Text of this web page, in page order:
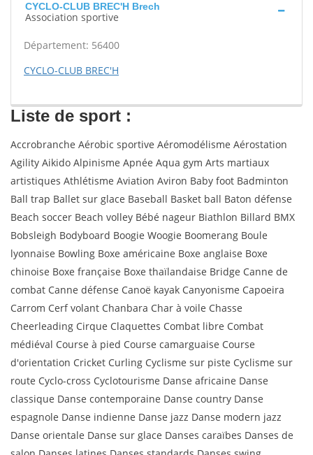
CYCLO-CLUB BREC'H Brech
Association sportive
Département: 56400
CYCLO-CLUB BREC'H
Liste de sport :
Accrobranche Aérobic sportive Aéromodélisme Aérostation
Agility Aikido Alpinisme Apnée Aqua gym Arts martiaux
artistiques Athlétisme Aviation Aviron Baby foot Badminton
Ball trap Ballet sur glace Baseball Basket ball Baton défense
Beach soccer Beach volley Bébé nageur Biathlon Billard BMX
Bobsleigh Bodyboard Boogie Woogie Boomerang Boule
lyonnaise Bowling Boxe américaine Boxe anglaise Boxe
chinoise Boxe française Boxe thaïlandaise Bridge Canne de
combat Canne défense Canoë kayak Canyonisme Capoeira
Carrom Cerf volant Chanbara Char à voile Chasse
Cheerleading Cirque Claquettes Combat libre Combat
médiéval Course à pied Course camarguaise Course
d'orientation Cricket Curling Cyclisme sur piste Cyclisme sur
route Cyclo-cross Cyclotourisme Danse africaine Danse
classique Danse contemporaine Danse country Danse
espagnole Danse indienne Danse jazz Danse modern jazz
Danse orientale Danse sur glace Danses caraïbes Danses de